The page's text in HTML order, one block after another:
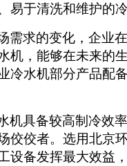
易于清洗和维护的
需求的变化，企业
机，能够在未来的
冷水机部分产品配
机具备较高制冷效
佼佼者。 选用北京
设备发挥最大效益